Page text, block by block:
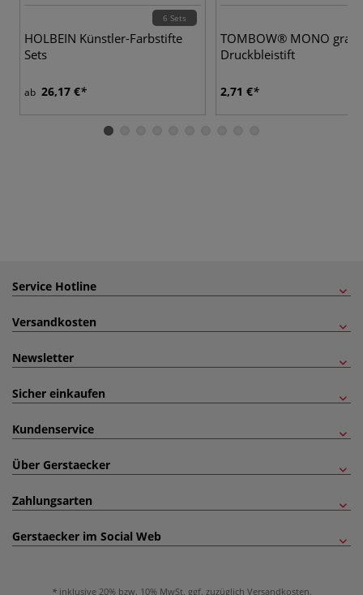
6 Sets
HOLBEIN Künstler-Farbstifte
Sets
ab 26,17 €
TOMBOW® MONO
Druckbleistift
2,71 €
Service Hotline
Versandkosten
Newsletter
Sicher einkaufen
Kundenservice
Über Gerstaecker
Zahlungsarten
Gerstaecker im Social Web
inklusive 20% bzw. 10% MwSt, ggf. zuzüglich Versandkosten.